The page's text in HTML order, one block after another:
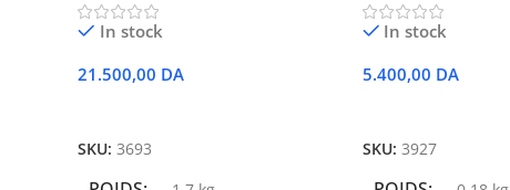
In stock
21.500,00 DA
SKU: 3693
In stock
5.400,00 DA
SKU: 3927